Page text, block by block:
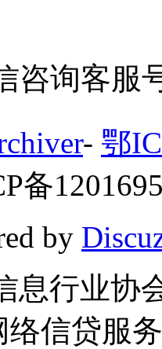
咨询客服
- 鄂
备
by
息行业协
络信贷服